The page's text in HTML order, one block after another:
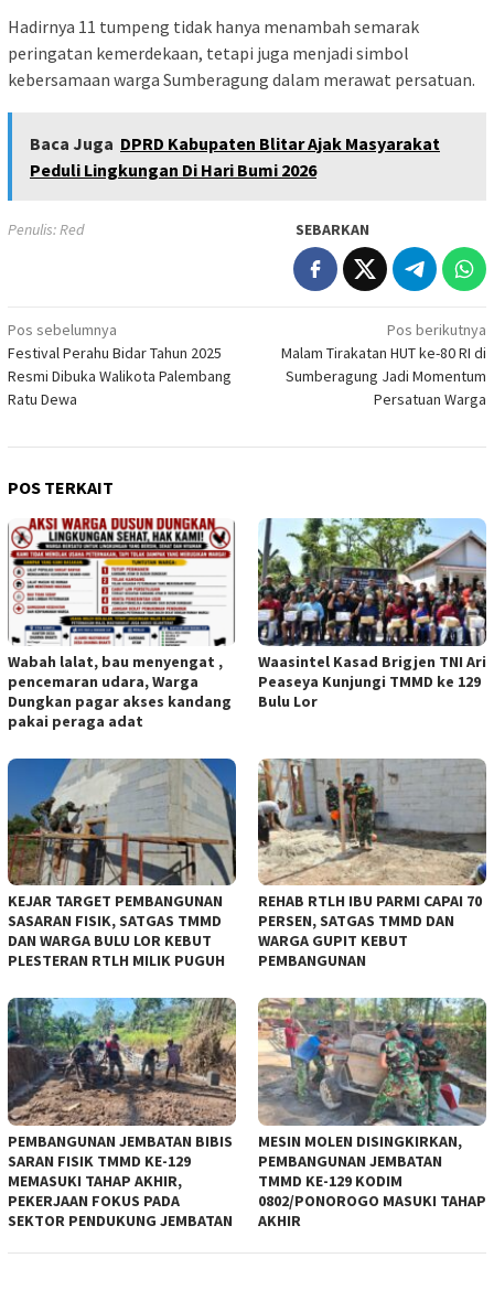
Hadirnya 11 tumpeng tidak hanya menambah semarak
peringatan kemerdekaan, tetapi juga menjadi simbol
kebersamaan warga Sumberagung dalam merawat persatuan.
Baca Juga DPRD Kabupaten Blitar Ajak Masyarakat
Peduli Lingkungan Di Hari Bumi 2026
Penulis: Red SEBARKAN
Navigasi
pos
Pos sebelumnya
Festival Perahu Bidar Tahun 2025
Resmi Dibuka Walikota Palembang
Ratu Dewa
Pos berikutnya
Malam Tirakatan HUT ke-80 RI di
Sumberagung Jadi Momentum
Persatuan Warga
POS TERKAIT
Wabah lalat, bau menyengat ,
pencemaran udara, Warga
Dungkan pagar akses kandang
pakai peraga adat
Waasintel Kasad Brigjen TNI Ari
Peaseya Kunjungi TMMD ke 129
Bulu Lor
KEJAR TARGET PEMBANGUNAN
SASARAN FISIK, SATGAS TMMD
DAN WARGA BULU LOR KEBUT
PLESTERAN RTLH MILIK PUGUH
REHAB RTLH IBU PARMI CAPAI 70
PERSEN, SATGAS TMMD DAN
WARGA GUPIT KEBUT
PEMBANGUNAN
PEMBANGUNAN JEMBATAN BIBIS
SARAN FISIK TMMD KE-129
MEMASUKI TAHAP AKHIR,
PEKERJAAN FOKUS PADA
SEKTOR PENDUKUNG JEMBATAN
MESIN MOLEN DISINGKIRKAN,
PEMBANGUNAN JEMBATAN
TMMD KE-129 KODIM
0802/PONOROGO MASUKI TAHAP
AKHIR